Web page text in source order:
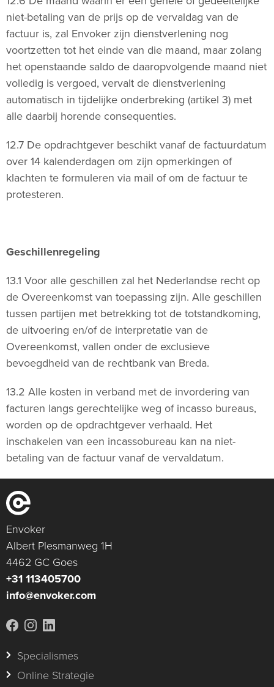
niet-betaling van de prijs op de vervaldag van de
factuur is, zal Envoker zijn dienstverlening nog
voortzetten tot het einde van die maand, maar zolang
het openstaande saldo de daaropvolgende maand niet
volledig is vergoed, vervalt de dienstverlening
automatisch in tijdelijke onderbreking (artikel 3) met
alle daarbij horende consequenties.
12.7 De opdrachtgever beschikt vanaf de factuurdatum
over 14 kalenderdagen om zijn opmerkingen of
klachten te formuleren via mail of om de factuur te
protesteren.
Geschillenregeling
13.1 Voor alle geschillen zal het Nederlandse recht op
de Overeenkomst van toepassing zijn. Alle geschillen
tussen partijen met betrekking tot de totstandkoming,
de uitvoering en/of de interpretatie van de
Overeenkomst, vallen onder de exclusieve
bevoegdheid van de rechtbank van Breda.
13.2 Alle kosten in verband met de invordering van
facturen langs gerechtelijke weg of incasso bureaus,
worden op de opdrachtgever verhaald. Het
inschakelen van een incassobureau kan na niet-
betaling van de factuur vanaf de vervaldatum.
Envoker
Albert Plesmanweg 1H
4462 GC Goes
+31 113405700
info@envoker.com
Specialismes
Online Strategie